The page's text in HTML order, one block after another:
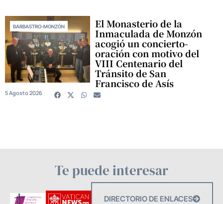
BARBASTRO-MONZÓN El Monasterio de la
Inmaculada de Monzón
acogió un concierto-
oración con motivo del
VIII Centenario del
Tránsito de San
Francisco de Asís
5 Agosto 2026
Te puede interesar
DIRECTORIO DE ENLACES